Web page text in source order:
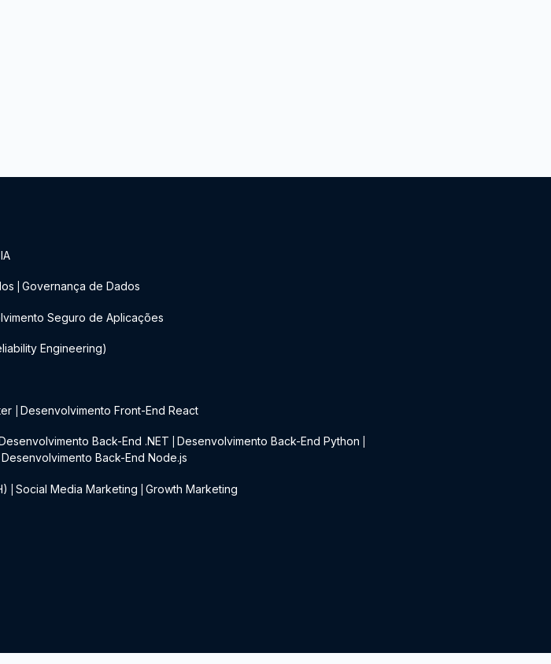
Governança de Dados
Seguro de Aplicações
Engineering)
Desenvolvimento Front-End React
Back-End .NET Desenvolvimento Back-End Python
Desenvolvimento Back-End Node.js
Social Media Marketing Growth Marketing